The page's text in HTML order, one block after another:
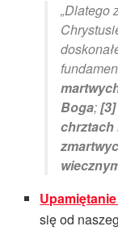
„Dlatego
Boga;[3]
chrztach
się od